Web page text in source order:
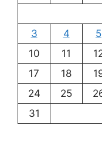
3
4 5
10
11
17
18
24
25
31